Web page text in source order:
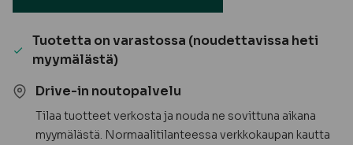
TILAUSTUOTE
määräTuotetta on varastossa (noudettavissa heti
myymälästä)
Drive-in noutopalvelu
Tilaa tuotteet verkosta ja nouda ne sovittuna aikana
myymälästä. Normaalitilanteessa verkkokaupan kautta